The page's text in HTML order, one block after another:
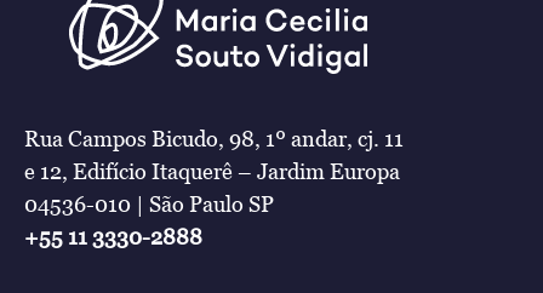
Rua Campos Bicudo, 98, 1º andar, cj. 11
e 12, Edifício Itaquerê – Jardim Europa
04536-010 | São Paulo SP
+55 11 3330-2888